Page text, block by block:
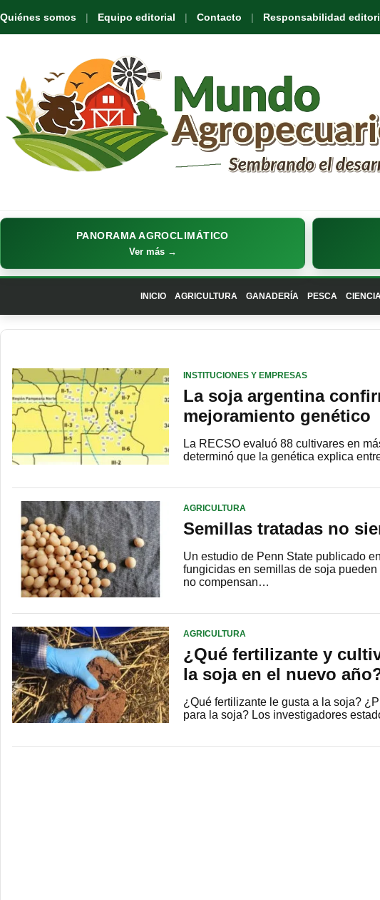
Quiénes somos Equipo editorial Contacto Responsabilidad
PANORAMA AGROCLIMÁTICO
Ver más →
INICIO AGRICULTURA GANADERÍA PESCA
INSTITUCIONES Y EMPRESAS
La soja argentina
mejoramiento genético
La RECSO evaluó 88 cultivares en
determinó que la genética explica
AGRICULTURA
Semillas tratadas no
Un estudio de Penn State publicado
fungicidas en semillas de soja
no compensan…
AGRICULTURA
¿Qué fertilizante y
la soja en el nuevo
¿Qué fertilizante le gusta a la soja?
para la soja? Los investigadores